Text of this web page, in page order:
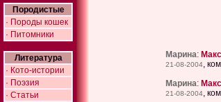
Породистые
· Породы кошек
· Питомники
Литература
· Кото-истории
· Поэзия
· Статьи
Марина: Макс
21-08-2004,
Марина: Макс
21-08-2004,